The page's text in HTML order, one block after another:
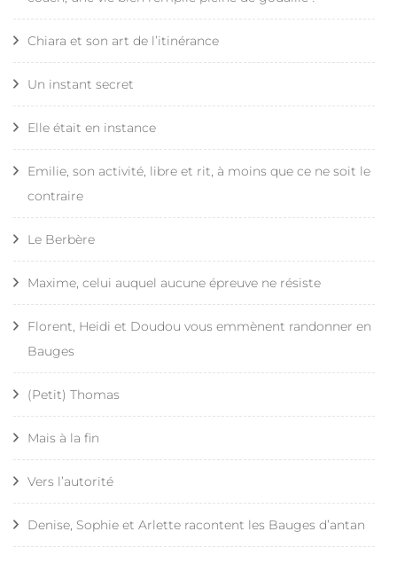
Chiara et son art de l’itinérance
Un instant secret
Elle était en instance
Emilie, son activité, libre et rit, à moins que ce ne soit le
contraire
Le Berbère
Maxime, celui auquel aucune épreuve ne résiste
Florent, Heidi et Doudou vous emmènent randonner en
Bauges
(Petit) Thomas
Mais à la fin
Vers l’autorité
Denise, Sophie et Arlette racontent les Bauges d’antan